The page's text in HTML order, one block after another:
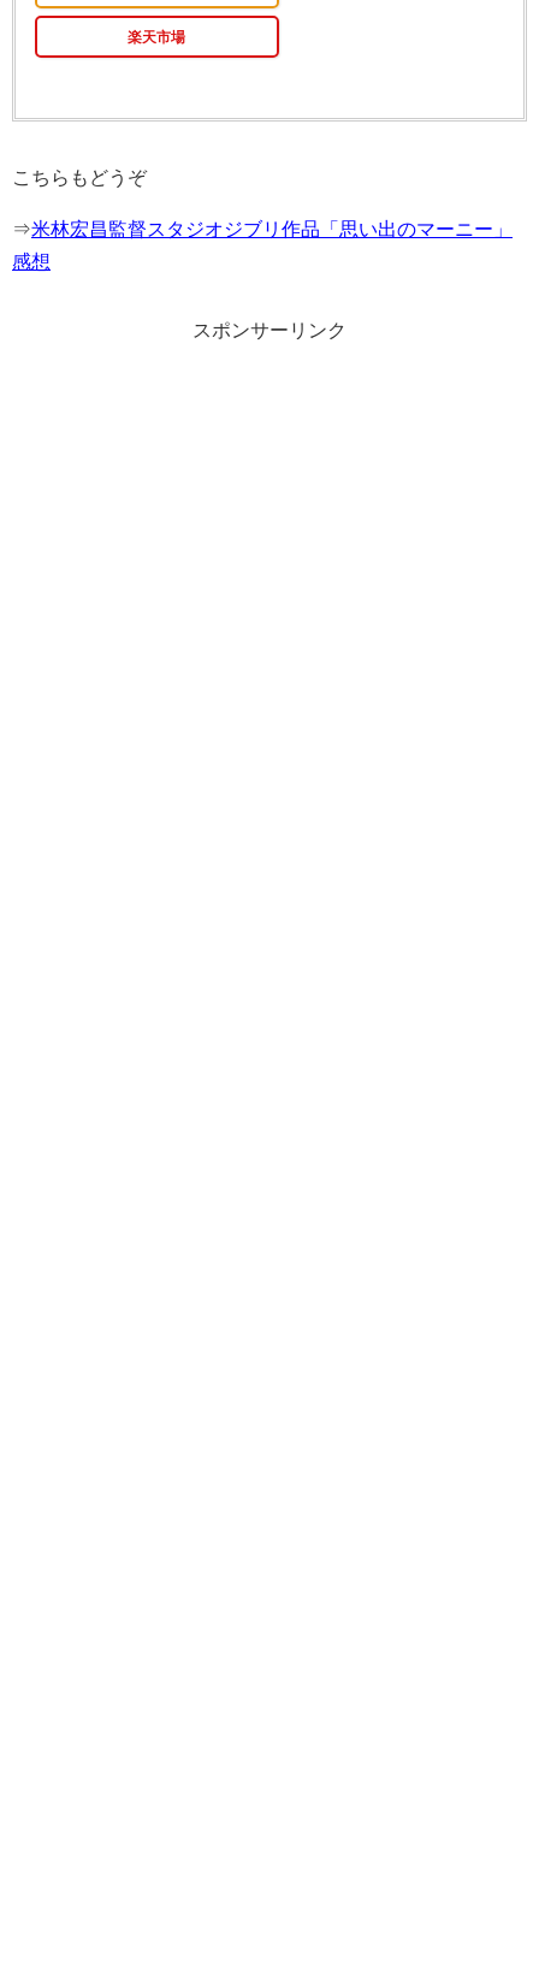
楽天市場
こちらもどうぞ
⇒米林宏昌監督スタジオジブリ作品「思い出のマーニー」
感想
スポンサーリンク